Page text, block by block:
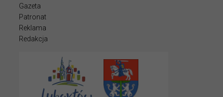
Gazeta
Patronat
Reklama
Redakcja